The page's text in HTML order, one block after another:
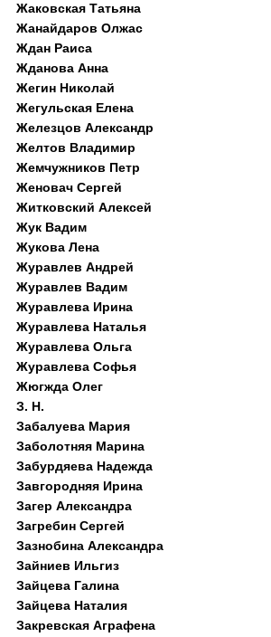
Жаковская Татьяна
Жанайдаров Олжас
Ждан Раиса
Жданова Анна
Жегин Николай
Жегульская Елена
Железцов Александр
Желтов Владимир
Жемчужников Петр
Женовач Сергей
Житковский Алексей
Жук Вадим
Жукова Лена
Журавлев Андрей
Журавлев Вадим
Журавлева Ирина
Журавлева Наталья
Журавлева Ольга
Журавлева Софья
Жюгжда Олег
З. Н.
Забалуева Мария
Заболотняя Марина
Забурдяева Надежда
Завгородняя Ирина
Загер Александра
Загребин Сергей
Зазнобина Александра
Зайниев Ильгиз
Зайцева Галина
Зайцева Наталия
Закревская Аграфена